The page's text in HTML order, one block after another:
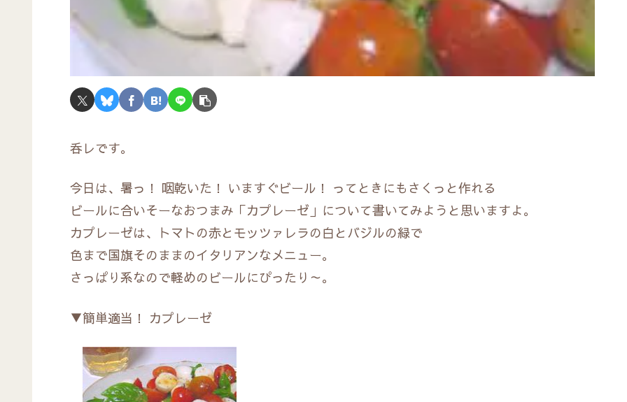
呑レです。
今日は、暑っ！ 咽乾いた！ いますぐビール！ ってときにもさくっと作れる
ビールに合いそーなおつまみ「カプレーゼ」について書いてみようと思いますよ。
カプレーゼは、トマトの赤とモッツァレラの白とバジルの緑で
色まで国旗そのままのイタリアンなメニュー。
さっぱり系なので軽めのビールにぴったり～。
▼簡単適当！ カプレーゼ